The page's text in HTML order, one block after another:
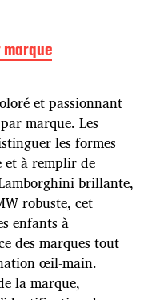
et passionnant
marque. Les
les formes
et à remplir de
brillante,
robuste, cet
enfants à
des marques tout
œil-main.
la marque,